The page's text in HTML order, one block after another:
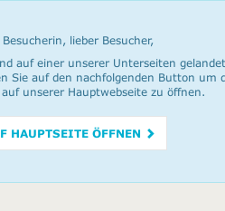
Besucherin, lieber Besucher,
auf einer unserer Unterseiten
Sie auf den nachfolgenden Button um
auf unserer Hauptwebseite zu öffnen.
HAUPTSEITE ÖFFNEN